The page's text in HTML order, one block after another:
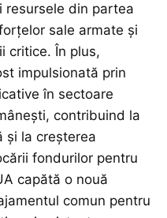
resursele din partea
sale armate și
critice. În plus,
impulsionată prin
în sectoare
contribuind la
și la creșterea
fondurilor pentru
capătă o nouă
comun pentru